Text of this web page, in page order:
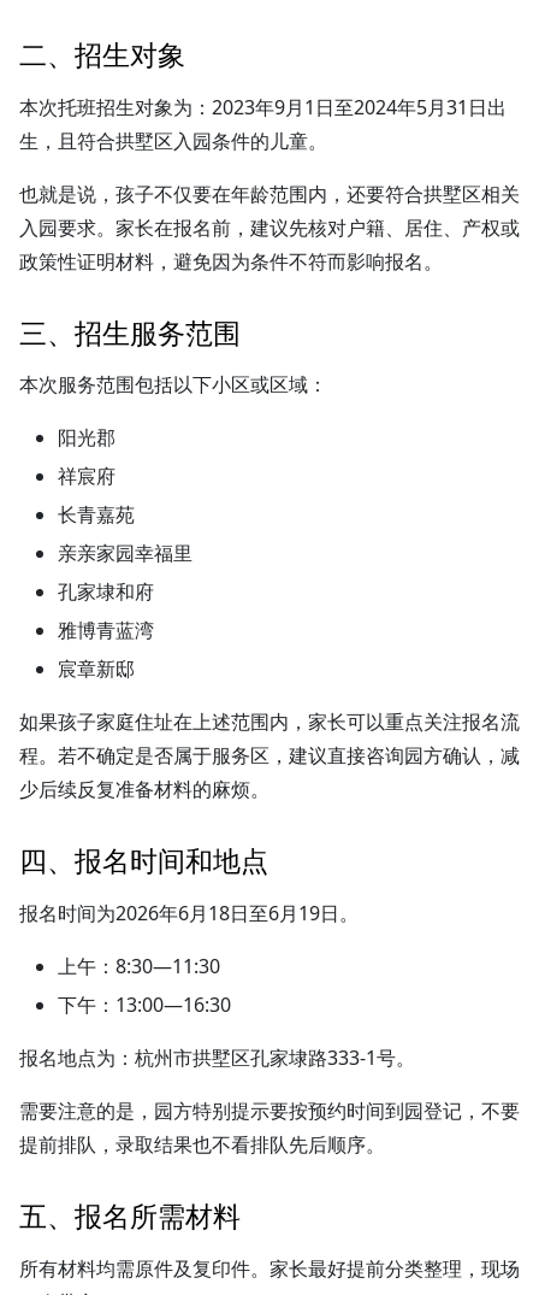
二、招生对象
本次托班招生对象为：2023年9月1日至2024年5月31日出
生，且符合拱墅区入园条件的儿童。
也就是说，孩子不仅要在年龄范围内，还要符合拱墅区相关
入园要求。家长在报名前，建议先核对户籍、居住、产权或
政策性证明材料，避免因为条件不符而影响报名。
三、招生服务范围
本次服务范围包括以下小区或区域：
阳光郡
祥宸府
长青嘉苑
亲亲家园幸福里
孔家埭和府
雅博青蓝湾
宸章新邸
如果孩子家庭住址在上述范围内，家长可以重点关注报名流
程。若不确定是否属于服务区，建议直接咨询园方确认，减
少后续反复准备材料的麻烦。
四、报名时间和地点
报名时间为2026年6月18日至6月19日。
上午：8:30—11:30
下午：13:00—16:30
报名地点为：杭州市拱墅区孔家埭路333-1号。
需要注意的是，园方特别提示要按预约时间到园登记，不要
提前排队，录取结果也不看排队先后顺序。
五、报名所需材料
所有材料均需原件及复印件。家长最好提前分类整理，现场